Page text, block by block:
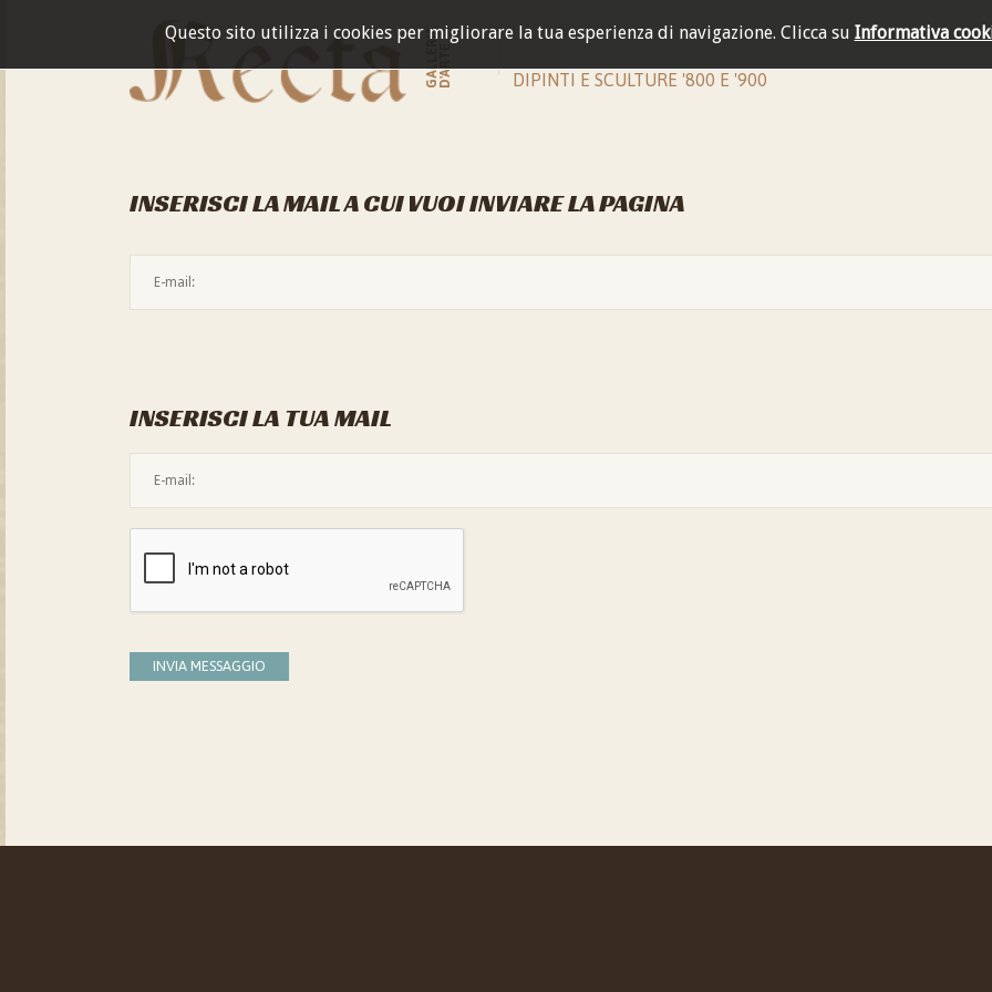
Questo sito utilizza i cookies per migliorare la tua esperienza di navigazione. Clicca su Informativa
GALLERIAD'ARTE DIPINTI E SCULTURE '800 E '900
INSERISCI LA MAIL A CUI VUOI INVIARE LA PAGINA
INSERISCI LA TUA MAIL
INVIA MESSAGGIO